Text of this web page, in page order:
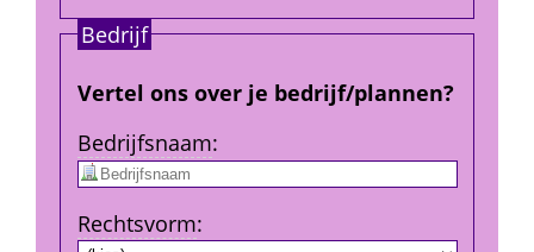
Bedrijf
Vertel ons over je bedrijf/plannen?
Bedrijfs­naam:
Rechtsvorm: